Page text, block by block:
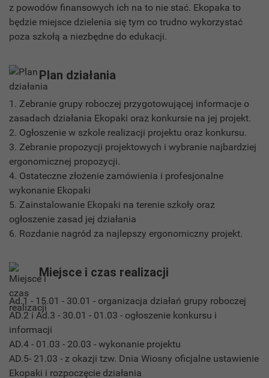
z powodów finansowych ich na to nie stać. Ekopaka to
będzie miejsce dzielenia się tym co trudno wykorzystać
poza szkołą a niezbędne do edukacji.
Plan działania
1. Zebranie grupy roboczej przygotowującej informacje o
zasadach działania Ekopaki oraz konkursie na jej projekt.
2. Ogłoszenie w szkole realizacji projektu oraz konkursu.
3. Zebranie propozycji projektowych i wybranie najbardziej
ergonomicznej propozycji.
4. Ostateczne złożenie zamówienia i profesjonalne
wykonanie Ekopaki
5. Zainstalowanie Ekopaki na terenie szkoły oraz
ogłoszenie zasad jej działania
6. Rozdanie nagród za najlepszy ergonomiczny projekt.
Miejsce i czas realizacji
Ad.1 - 15.01 - 30.01 - organizacja działań grupy roboczej
AD.2 i Ad.3 - 30.01 - 01.03 - ogłoszenie konkursu i
informacji
AD.4 - 01.03 - 20.03 - wykonanie projektu
AD.5- 21.03 - z okazji tzw. Dnia Wiosny oficjalne ustawienie
Ekopaki i rozpoczęcie działania